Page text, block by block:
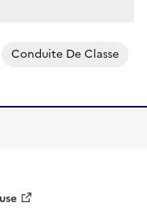
Conduite De Classe